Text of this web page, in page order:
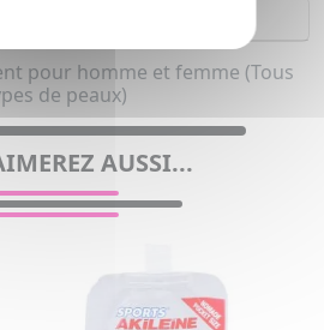
pour homme et femme (Tous
de peaux)
AUSSI...